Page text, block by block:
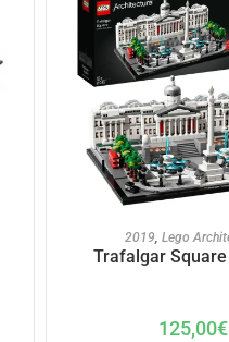
AJOUTER AU
2019, Lego
Trafalgar
125,00€